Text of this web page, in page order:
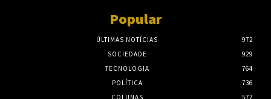
Popular
ÚLTIMAS NOTÍCIAS
972
SOCIEDADE
929
TECNOLOGIA
764
POLÍTICA
736